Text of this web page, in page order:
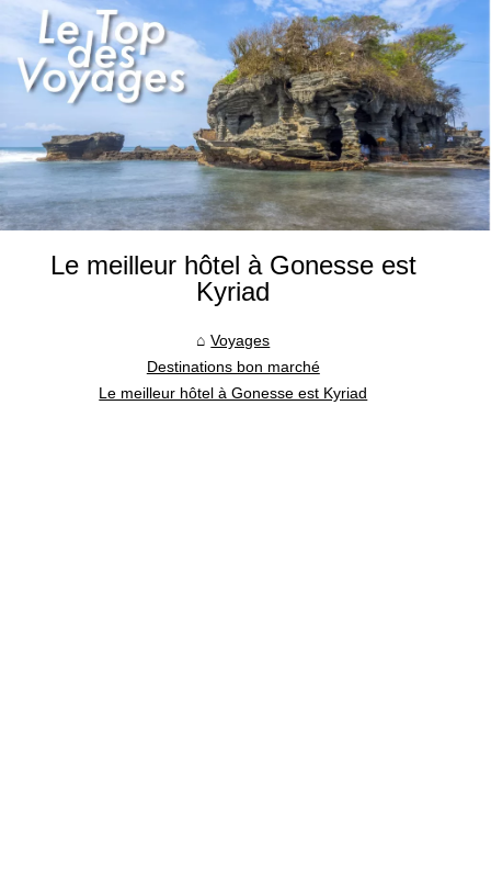
Le meilleur hôtel à Gonesse est
Kyriad
Voyages
Destinations bon marché
Le meilleur hôtel à Gonesse est Kyriad